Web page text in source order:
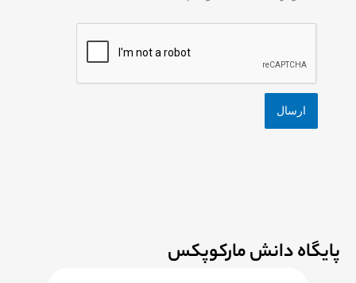
پایگاه دانش مارکوپکس